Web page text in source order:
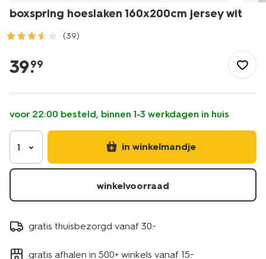
boxspring hoeslaken 160x200cm jersey wit
(39)
slapen/slapen/hoeslaken/boxspring-
hoeslaken-
jersey-
5180058.html
39.
99
voor 22:00 besteld, binnen 1-3 werkdagen in huis
1 in winkelmandje
winkelvoorraad
gratis thuisbezorgd vanaf 30.-
gratis afhalen in 500+ winkels vanaf 15.-